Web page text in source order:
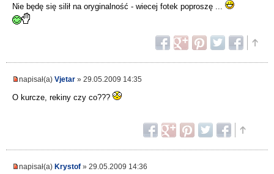
Nie będę się silił na oryginalność - wiecej fotek poproszę ...
napisał(a) Vjetar » 29.05.2009 14:35
O kurcze, rekiny czy co???
napisał(a) Krystof » 29.05.2009 14:36